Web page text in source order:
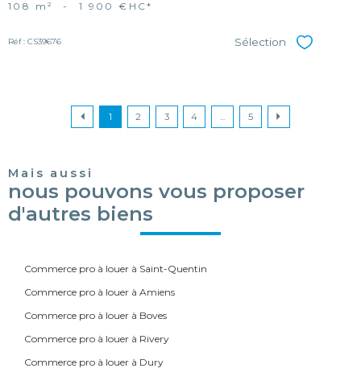
108 m² - 1 900 € HC*
Réf : CS39676 Sélection Sélectionner
1 2 3 4 5
Mais aussi
nous pouvons vous proposer
d'autres biens
Commerce pro à louer à Saint-Quentin
Commerce pro à louer à Amiens
Commerce pro à louer à Boves
Commerce pro à louer à Rivery
Commerce pro à louer à Dury